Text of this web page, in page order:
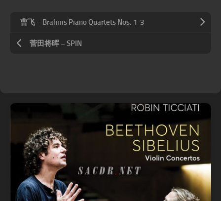
曹飞 – Brahms Piano Quartets Nos. 1-3
菅田将晖 – SPIN